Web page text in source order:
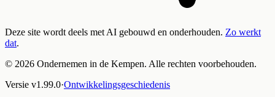
Deze site wordt deels met AI gebouwd en onderhouden. Zo werkt
dat.
© 2026 Ondernemen in de Kempen. Alle rechten voorbehouden.
Versie v1.99.0·Ontwikkelingsgeschiedenis